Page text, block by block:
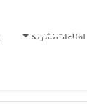
اطلاعات نشریه